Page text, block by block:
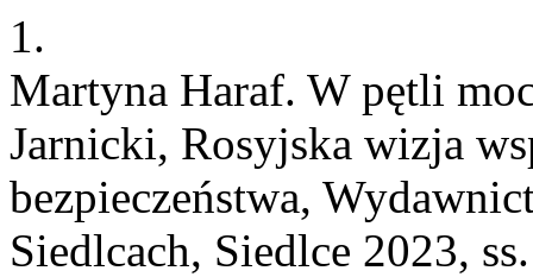
1.
Martyna Haraf. W pętli
Jarnicki, Rosyjska wizja
bezpieczeństwa,
Siedlcach, Siedlce 2023,